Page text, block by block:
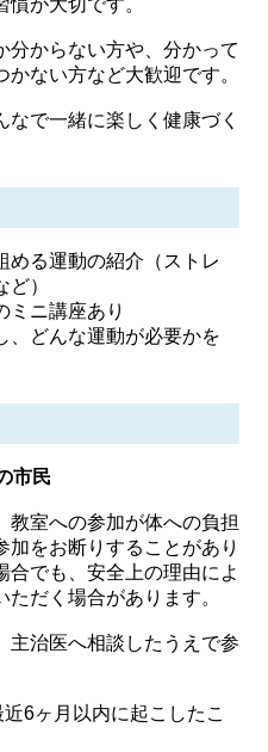
が大切です。
分からない方や、分かって
ない方など大歓迎です。
なで一緒に楽しく健康づく
める運動の紹介（ストレ
）
ミニ講座あり
、どんな運動が必要かを
市民
教室への参加が体への負担
加をお断りすることがあり
合でも、安全上の理由によ
だく場合があります。
主治医へ相談したうえで参
6ヶ月以内に起こしたこ